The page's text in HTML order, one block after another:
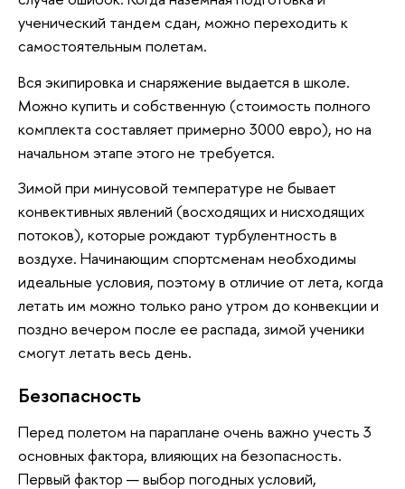
ученический тандем сдан, можно переходить к
самостоятельным полетам.
Вся экипировка и снаряжение выдается в школе.
Можно купить и собственную (стоимость полного
комплекта составляет примерно 3000 евро), но на
начальном этапе этого не требуется.
Зимой при минусовой температуре не бывает
конвективных явлений (восходящих и нисходящих
потоков), которые рождают турбулентность в
воздухе. Начинающим спортсменам необходимы
идеальные условия, поэтому в отличие от лета, когда
летать им можно только рано утром до конвекции и
поздно вечером после ее распада, зимой ученики
смогут летать весь день.
Безопасность
Перед полетом на параплане очень важно учесть 3
основных фактора, влияющих на безопасность.
Первый фактор — выбор погодных условий,